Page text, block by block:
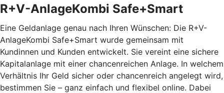
R+V-AnlageKombi Safe+Smart
Eine Geldanlage genau nach Ihren Wünschen: Die R+V-
AnlageKombi Safe+Smart wurde gemeinsam mit
Kundinnen und Kunden entwickelt. Sie vereint eine sichere
Kapitalanlage mit einer chancenreichen Anlage. In welchem
Verhältnis Ihr Geld sicher oder chancenreich angelegt wird,
bestimmen Sie – ganz einfach und flexibel online. Dabei